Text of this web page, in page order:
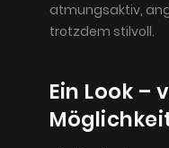
atmungsaktiv,
trotzdem stilvoll.
Ein Look –